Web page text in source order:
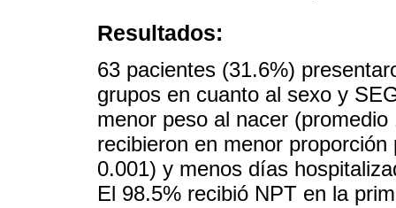
Resultados:
63 pacientes (31.6%)
grupos en cuanto al sexo y
menor peso al nacer
recibieron en menor
0.001) y menos días
El 98.5% recibió NPT en la